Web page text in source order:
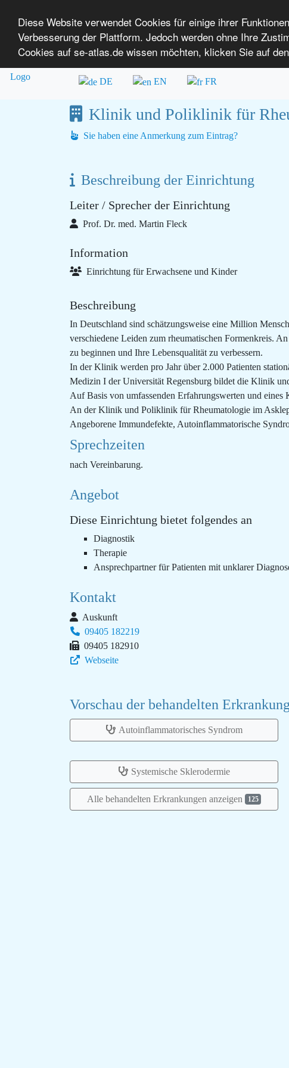
Diese Website verwendet Cookies für einige ihrer
Verbesserung der Plattform. Jedoch werden ohne Ihre
Cookies auf se-atlas.de wissen möchten, klicken Sie auf
SE-ATLAS
Versorgungsatlas für Menschen mit
Überblick über Einrichtungen Über uns
DE EN FR
Klinik und Poliklinik für
Sie haben eine Anmerkung zum Eintrag?
Beschreibung der Einrichtung
Leiter / Sprecher der Einrichtung
Prof. Dr. med. Martin Fleck
Information
Einrichtung für Erwachsene und Kinder
Beschreibung
In Deutschland sind schätzungsweise eine Million
verschiedene Leiden zum rheumatischen Formenkreis.
zu beginnen und Ihre Lebensqualität zu verbessern.
In der Klinik werden pro Jahr über 2.000 Patienten
Medizin I der Universität Regensburg bildet die Klinik
Auf Basis von umfassenden Erfahrungswerten und
An der Klinik und Poliklinik für Rheumatologie im
Angeborene Immundefekte, Autoinflammatorische
Sprechzeiten
nach Vereinbarung.
Angebot
Diese Einrichtung bietet folgendes an
Diagnostik
Therapie
Ansprechpartner für Patienten mit unklarer
Kontakt
Auskunft
09405 182219
09405 182910
Webseite
Vorschau der behandelten
Autoinflammatorisches Syndrom
Systemische Sklerodermie
Alle behandelten Erkrankungen anzeigen 125